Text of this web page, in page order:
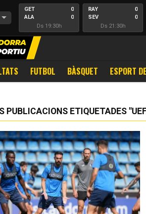
GET
ALA
0
0
Ds 19:30h
RAY
SEV
0
0
Ds 21:30h
FUTBOL BÀSQUET ESPORT
PUBLICACIONS ETIQUETADES